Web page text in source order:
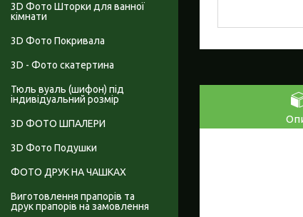
3D Фото Шторки для ванної
кімнати
3D Фото Покривала
3D - Фото скатертина
Тюль вуаль (шифон) під
індивідуальний розмір
3D ФОТО ШПАЛЕРИ
3D Фото Подушки
ФОТО ДРУК НА ЧАШКАХ
Виготовлення прапорів та
друк прапорів на замовлення